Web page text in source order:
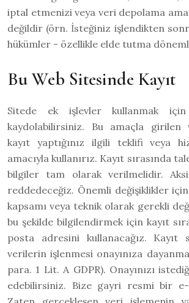
iptal etmenizi veya veri depolama
değildir (örn. İsteğiniz işlendikten
hükümler - özellikle elde tutma
Bu Web Sitesinde Kayıt
Sitede ek işlevler kullanmak
kaydolabilirsiniz. Bu amaçla girilen
kayıt yaptığınız ilgili teklifi veya
amacıyla kullanırız. Kayıt sırasında
bilgiler tam olarak verilmelidir.
reddedeceğiz. Önemli değişiklikler
kapsamı veya teknik olarak gerekli
bu şekilde bilgilendirmek için kayıt
posta adresini kullanacağız. Kayıt
verilerin işlenmesi onayınıza
para. 1 Lit. A GDPR). Onayınızı
edebilirsiniz. Bize gayri resmi bir